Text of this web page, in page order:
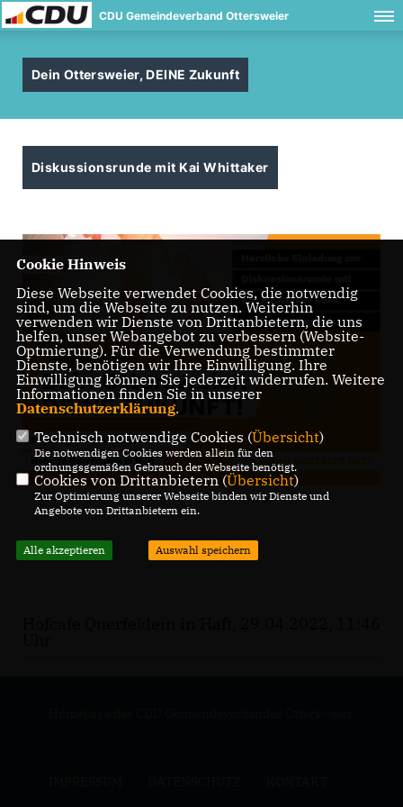
CDU Gemeindeverband Ottersweier
Dein Ottersweier, DEINE Zukunft
Diskussionsrunde mit Kai Whittaker
Cookie Hinweis
Diese Webseite verwendet Cookies, die notwendig
sind, um die Webseite zu nutzen. Weiterhin
verwenden wir Dienste von Drittanbietern, die uns
helfen, unser Webangebot zu verbessern (Website-
Optmierung). Für die Verwendung bestimmter
Dienste, benötigen wir Ihre Einwilligung. Ihre
Einwilligung können Sie jederzeit widerrufen. Weitere
Informationen finden Sie in unserer
Datenschutzerklärung.
Technisch notwendige Cookies (Übersicht)
Die notwendigen Cookies werden allein für den
ordnungsgemäßen Gebrauch der Webseite benötigt.
Cookies von Drittanbietern (Übersicht)
Zur Optimierung unserer Webseite binden wir Dienste und
Angebote von Drittanbietern ein.
Alle akzeptieren Auswahl speichern